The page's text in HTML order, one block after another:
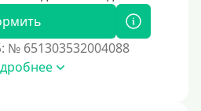
№ 651303532004088